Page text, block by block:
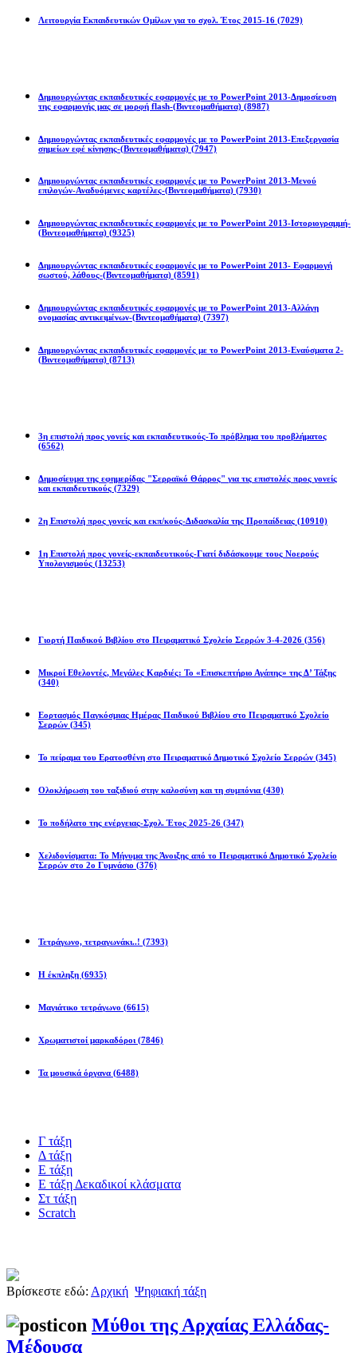
Λειτουργία Εκπαιδευτικών Ομίλων για το σχολ. Έτος 2015-16 (7029)
Δημιουργώντας εκπαιδευτικές εφαρμογές με το PowerPoint 2013-Δημοσίευση
της εφαρμογής μας σε μορφή flash-(Βιντεομαθήματα) (8987)
Δημιουργώντας εκπαιδευτικές εφαρμογές με το PowerPoint 2013-Επεξεργασία
σημείων εφέ κίνησης-(Βιντεομαθήματα) (7947)
Δημιουργώντας εκπαιδευτικές εφαρμογές με το PowerPoint 2013-Μενού
επιλογών-Αναδυόμενες καρτέλες-(Βιντεομαθήματα) (7930)
Δημιουργώντας εκπαιδευτικές εφαρμογές με το PowerPoint 2013-Ιστοριογραμμή-
(Βιντεομαθήματα) (9325)
Δημιουργώντας εκπαιδευτικές εφαρμογές με το PowerPoint 2013- Εφαρμογή
σωστού, λάθους-(Βιντεομαθήματα) (8591)
Δημιουργώντας εκπαιδευτικές εφαρμογές με το PowerPoint 2013-Αλλάγη
ονομασίας αντικειμένων-(Βιντεομαθήματα) (7397)
Δημιουργώντας εκπαιδευτικές εφαρμογές με το PowerPoint 2013-Εναύσματα 2-
(Βιντεομαθήματα) (8713)
3η επιστολή προς γονείς και εκπαιδευτικούς-Το πρόβλημα του προβλήματος
(6562)
Δημοσίευμα της εφημερίδας "Σερραϊκό Θάρρος" για τις επιστολές προς γονείς
και εκπαιδευτικούς (7329)
2η Eπιστολή προς γονείς και εκπ/κούς-Διδασκαλία της Προπαίδειας (10910)
1η Επιστολή προς γονείς-εκπαιδευτικούς-Γιατί διδάσκουμε τους Νοερούς
Υπολογισμούς (13253)
Γιορτή Παιδικού Βιβλίου στο Πειραματικό Σχολείο Σερρών 3-4-2026 (356)
Μικροί Εθελοντές, Μεγάλες Καρδιές: Το «Επισκεπτήριο Αγάπης» της Δ’ Τάξης
(340)
Εορτασμός Παγκόσμιας Ημέρας Παιδικού Βιβλίου στο Πειραματικό Σχολείο
Σερρών (345)
Το πείραμα του Ερατοσθένη στο Πειραματικό Δημοτικό Σχολείο Σερρών (345)
Ολοκλήρωση του ταξιδιού στην καλοσύνη και τη συμπόνια (430)
Το ποδήλατο της ενέργειας-Σχολ. Έτος 2025-26 (347)
Χελιδονίσματα: Το Μήνυμα της Άνοιξης από το Πειραματικό Δημοτικό Σχολείο
Σερρών στο 2ο Γυμνάσιο (376)
Τετράγωνο, τετραγωνάκι..! (7393)
Η έκπληξη (6935)
Μαγιάτικο τετράγωνο (6615)
Χρωματιστοί μαρκαδόροι (7846)
Τα μουσικά όργανα (6488)
Γ τάξη
Δ τάξη
Ε τάξη
Ε τάξη Δεκαδικοί κλάσματα
Στ τάξη
Scratch
Βρίσκεστε εδώ: Αρχική Ψηφιακή τάξη
Μύθοι της Αρχαίας Ελλάδας-
Μέδουσα